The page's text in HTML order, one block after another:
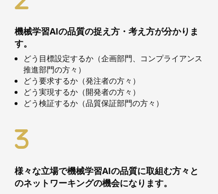
機械学習AIの品質の捉え方・考え方が分かりま
す。
どう目標設定するか（企画部門、コンプライアンス
推進部門の方々）
どう要求するか（発注者の方々）
どう実現するか（開発者の方々）
どう検証するか（品質保証部門の方々）
様々な立場で機械学習AIの品質に取組む方々と
のネットワーキングの機会になります。